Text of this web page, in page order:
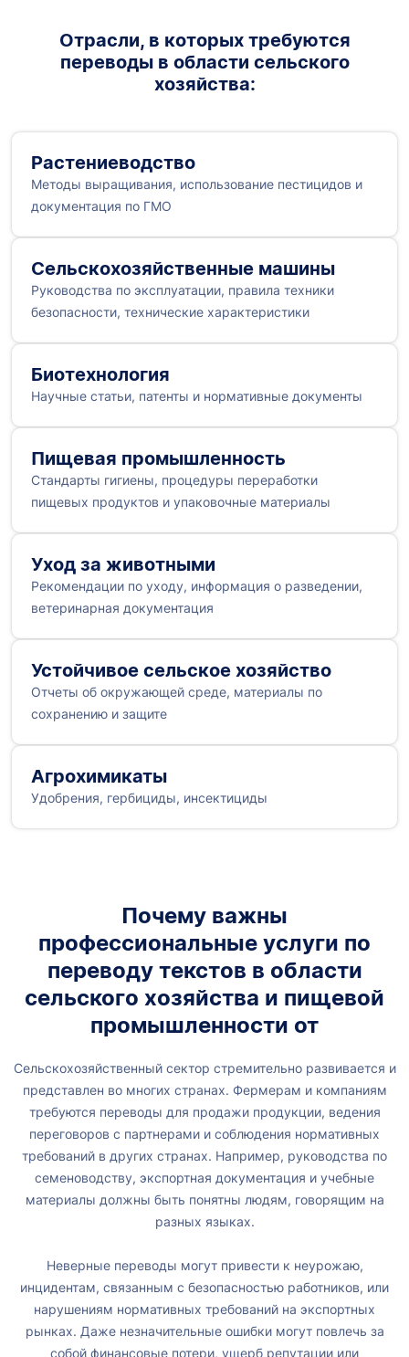
Отрасли, в которых требуются
переводы в области сельского
хозяйства:
Растениеводство
Методы выращивания, использование пестицидов и
документация по ГМО
Сельскохозяйственные машины
Руководства по эксплуатации, правила техники
безопасности, технические характеристики
Биотехнология
Научные статьи, патенты и нормативные документы
Пищевая промышленность
Стандарты гигиены, процедуры переработки
пищевых продуктов и упаковочные материалы
Уход за животными
Рекомендации по уходу, информация о разведении,
ветеринарная документация
Устойчивое сельское хозяйство
Отчеты об окружающей среде, материалы по
сохранению и защите
Агрохимикаты
Удобрения, гербициды, инсектициды
Почему важны
профессиональные услуги по
переводу текстов в области
сельского хозяйства и пищевой
промышленности от
Сельскохозяйственный сектор стремительно развивается и
представлен во многих странах. Фермерам и компаниям
требуются переводы для продажи продукции, ведения
переговоров с партнерами и соблюдения нормативных
требований в других странах. Например, руководства по
семеноводству, экспортная документация и учебные
материалы должны быть понятны людям, говорящим на
разных языках.
Неверные переводы могут привести к неурожаю,
инцидентам, связанным с безопасностью работников, или
нарушениям нормативных требований на экспортных
рынках. Даже незначительные ошибки могут повлечь за
собой финансовые потери, ущерб репутации или